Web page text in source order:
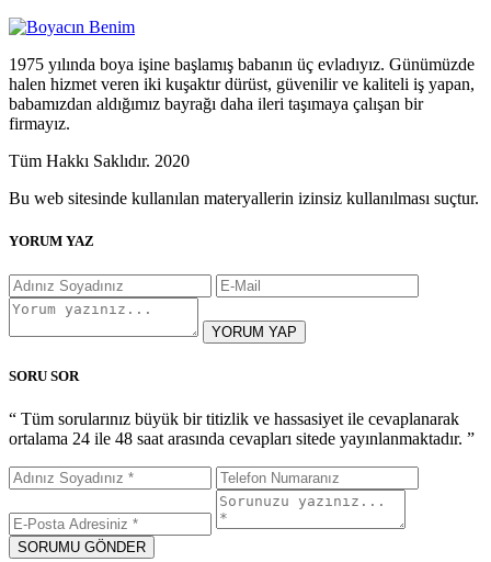
1975 yılında boya işine başlamış babanın üç evladıyız. Günümüzde
halen hizmet veren iki kuşaktır dürüst, güvenilir ve kaliteli iş yapan,
babamızdan aldığımız bayrağı daha ileri taşımaya çalışan bir
firmayız.
Tüm Hakkı Saklıdır. 2020
Bu web sitesinde kullanılan materyallerin izinsiz kullanılması suçtur.
YORUM YAZ
YORUM YAP
SORU SOR
“ Tüm sorularınız büyük bir titizlik ve hassasiyet ile cevaplanarak
ortalama 24 ile 48 saat arasında cevapları sitede yayınlanmaktadır. ”
SORUMU GÖNDER